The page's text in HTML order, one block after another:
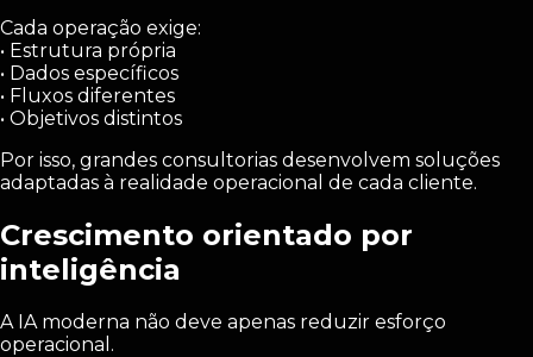
Cada operação exige:
• Estrutura própria
• Dados específicos
• Fluxos diferentes
• Objetivos distintos
Por isso, grandes consultorias desenvolvem soluções
adaptadas à realidade operacional de cada cliente.
Crescimento orientado por
inteligência
A IA moderna não deve apenas reduzir esforço
operacional.